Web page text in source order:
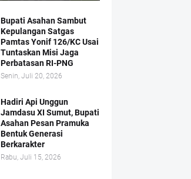
Bupati Asahan Sambut
Kepulangan Satgas
Pamtas Yonif 126/KC Usai
Tuntaskan Misi Jaga
Perbatasan RI-PNG
Senin, Juli 20, 2026
Hadiri Api Unggun
Jamdasu XI Sumut, Bupati
Asahan Pesan Pramuka
Bentuk Generasi
Berkarakter
Rabu, Juli 15, 2026